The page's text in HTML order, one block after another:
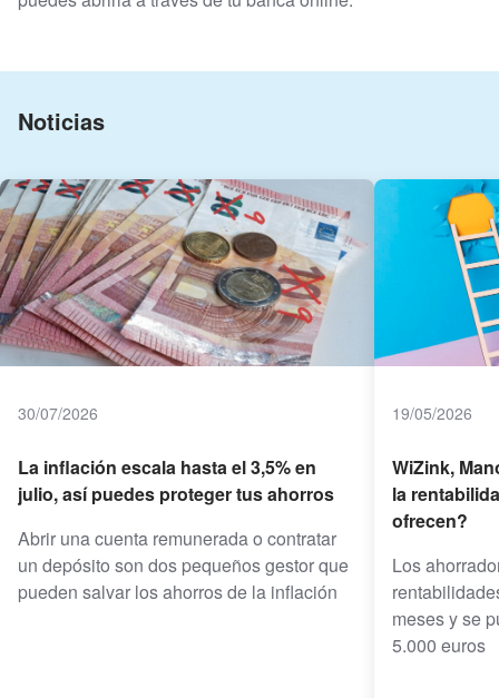
Noticias
30/07/2026
La inflación escala hasta el 3,5% en
julio, así puedes proteger tus ahorros
Abrir una cuenta remunerada o contratar
un depósito son dos pequeños gestor que
pueden salvar los ahorros de la inflación
19/05/2026
WiZink,
la
ofrecen?
Los
meses y se
5.000 euros